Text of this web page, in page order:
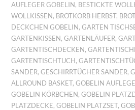
AUFLEGER GOBELIN, BESTICKTE
WOLLKISSEN, BROTKORB HERBST,
DECKCHEN GOBELIN,GARTEN
GARTENKISSEN,GARTENLÄUFER,
GARTENTISCHDECKEN,
GARTENTISCHTUCH,
SANDER,GESCHIRRTÜCHER SANDER,
ALLROUND BASKET,GOBELIN
GOBELIN KÖRBCHEN,GOBELIN
PLATZDECKE,GOBELIN PLATZSET,